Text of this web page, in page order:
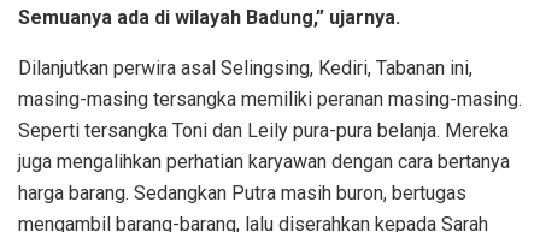
Semuanya ada di wilayah Badung,” ujarnya.
Dilanjutkan perwira asal Selingsing, Kediri, Tabanan ini,
masing-masing tersangka memiliki peranan masing-masing.
Seperti tersangka Toni dan Leily pura-pura belanja. Mereka
juga mengalihkan perhatian karyawan dengan cara bertanya
harga barang. Sedangkan Putra masih buron, bertugas
mengambil barang-barang, lalu diserahkan kepada Sarah